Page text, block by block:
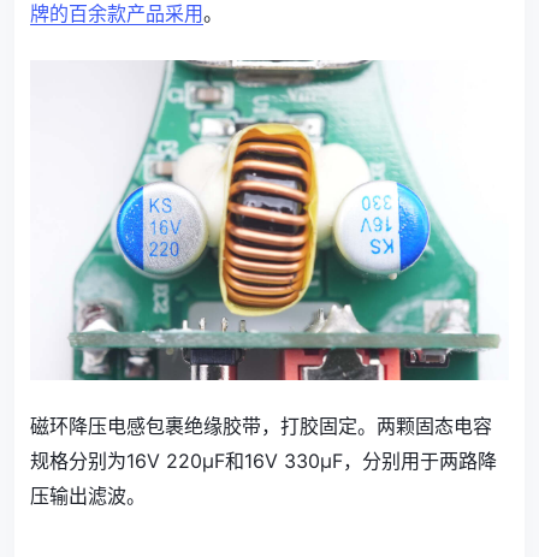
牌的百余款产品采用。
磁环降压电感包裹绝缘胶带，打胶固定。两颗固态电容
规格分别为16V 220μF和16V 330μF，分别用于两路降
压输出滤波。